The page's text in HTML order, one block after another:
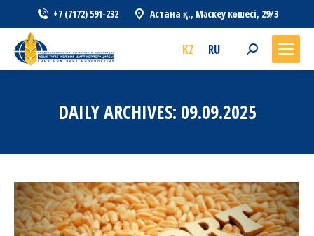
+7 (7172) 591-232 Астана қ., Мәскеу көшесі, 29/3
KZ RU Search:
DAILY ARCHIVES: 09.09.2025